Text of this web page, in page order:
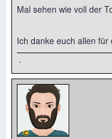
Mal sehen wie voll der
Ich danke euch allen
.